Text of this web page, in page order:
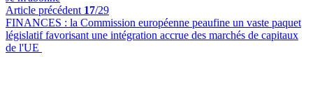
Article précédent 17/29
FINANCES : la Commission européenne peaufine un vaste paquet
législatif favorisant une intégration accrue des marchés de capitaux
de l'UE